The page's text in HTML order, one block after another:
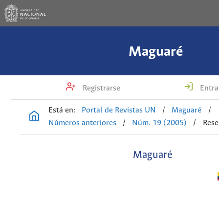
Maguaré
Registrarse
Está en: Portal de Revistas UN / Maguaré
/
Números anteriores
/ Núm. 19 (2005) /
Maguaré